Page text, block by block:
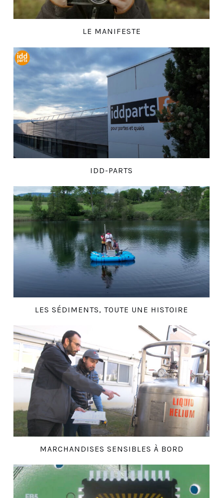
LE MANIFESTE
IDD-PARTS
LES SÉDIMENTS, TOUTE UNE HISTOIRE
MARCHANDISES SENSIBLES À BORD